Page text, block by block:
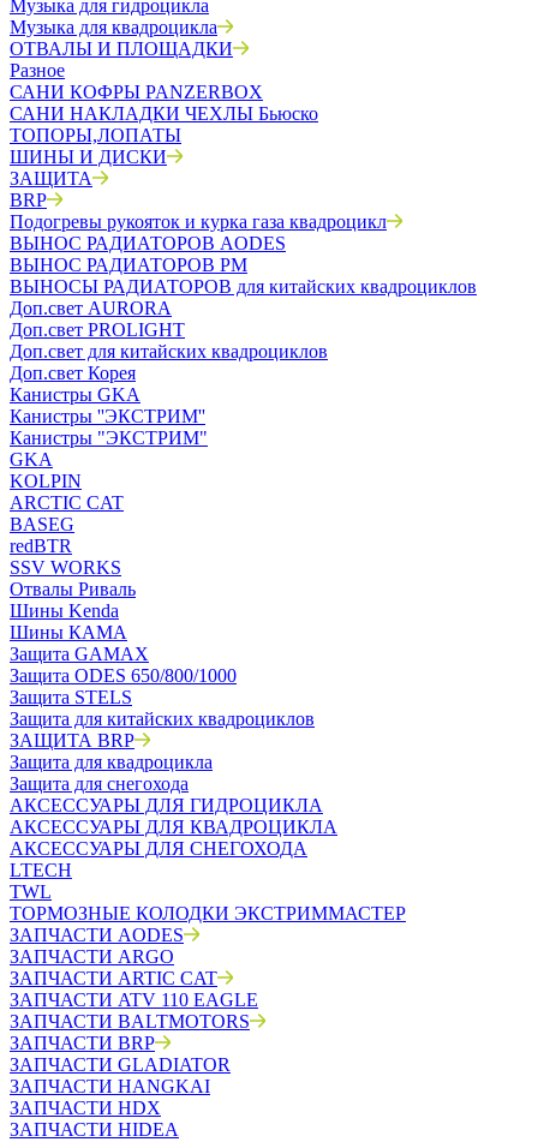
Музыка для гидроцикла
Музыка для квадроцикла
ОТВАЛЫ И ПЛОЩАДКИ
Разное
САНИ КОФРЫ PANZERBOX
САНИ НАКЛАДКИ ЧЕХЛЫ Бьюско
ТОПОРЫ,ЛОПАТЫ
ШИНЫ И ДИСКИ
ЗАЩИТА
BRP
Подогревы рукояток и курка газа квадроцикл
ВЫНОС РАДИАТОРОВ AODES
ВЫНОС РАДИАТОРОВ РМ
ВЫНОСЫ РАДИАТОРОВ для китайских квадроциклов
Доп.свет AURORA
Доп.свет PROLIGHT
Доп.свет для китайских квадроциклов
Доп.свет Корея
Канистры GKA
Канистры ''ЭКСТРИМ''
Канистры "ЭКСТРИМ"
GKA
KOLPIN
ARCTIC CAT
BASEG
redBTR
SSV WORKS
Отвалы Риваль
Шины Kenda
Шины КАМА
Защита GAMAX
Защита ODES 650/800/1000
Защита STELS
Защита для китайских квадроциклов
ЗАЩИТА BRP
Защита для квадроцикла
Защита для снегохода
АКСЕССУАРЫ ДЛЯ ГИДРОЦИКЛА
АКСЕССУАРЫ ДЛЯ КВАДРОЦИКЛА
АКСЕССУАРЫ ДЛЯ СНЕГОХОДА
LTECH
TWL
ТОРМОЗНЫЕ КОЛОДКИ ЭКСТРИММАСТЕР
ЗАПЧАСТИ AODES
ЗАПЧАСТИ ARGO
ЗАПЧАСТИ ARTIC CAT
ЗАПЧАСТИ ATV 110 EAGLE
ЗАПЧАСТИ BALTMOTORS
ЗАПЧАСТИ BRP
ЗАПЧАСТИ GLADIATOR
ЗАПЧАСТИ HANGKAI
ЗАПЧАСТИ HDX
ЗАПЧАСТИ HIDEA